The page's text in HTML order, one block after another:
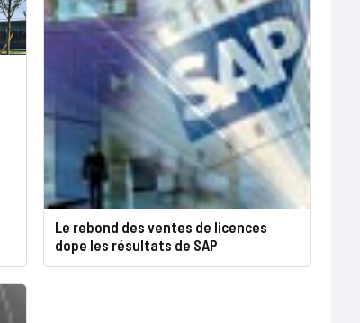
Le rebond des ventes de licences
dope les résultats de SAP